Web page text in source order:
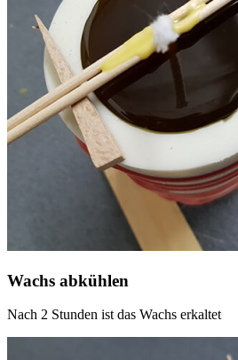
Wachs abkühlen
Nach 2 Stunden ist das Wachs erkaltet